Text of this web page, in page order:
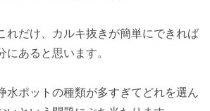
れだけ、カルキ抜きが簡単にできれば
あると思います。
水ポットの種類が多すぎてどれを選ん